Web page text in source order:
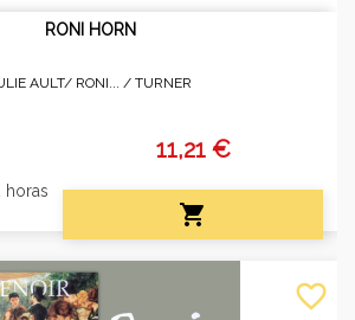
RONI HORN
AULT/ RONI... / TURNER
horas
11,21 €

favorite_border